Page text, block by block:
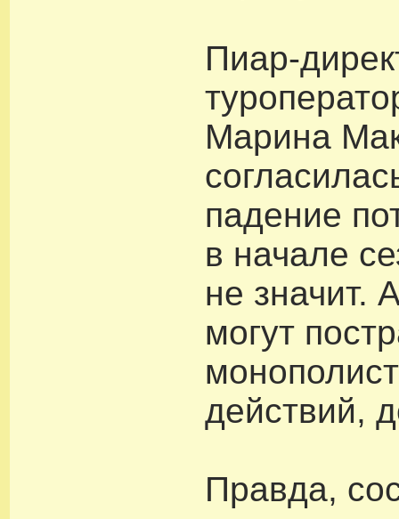
Пиар-
Марина
падение
в начале
не значит.
могут
действий,
Правда,